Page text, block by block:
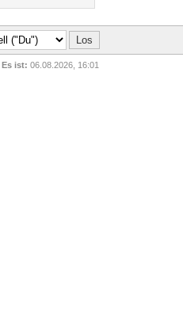
Es ist: 06.08.2026, 16:01